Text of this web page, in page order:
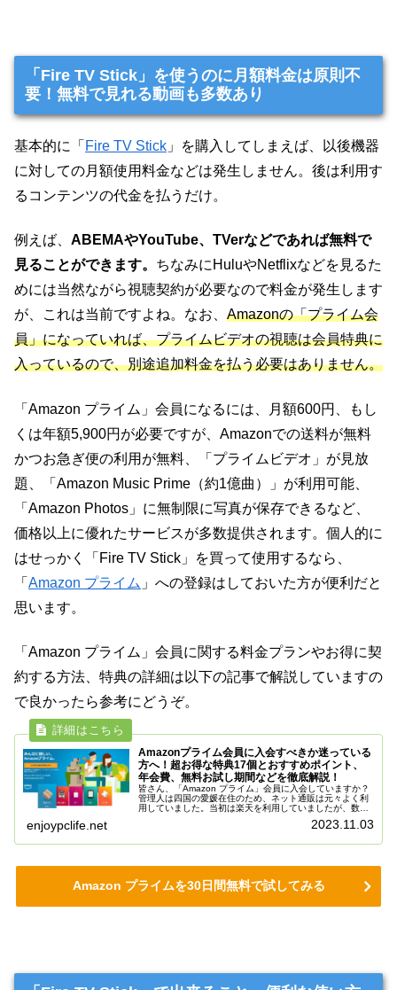
「Fire TV Stick」を使うのに月額料金は原則不
要！無料で見れる動画も多数あり
基本的に「 Fire TV Stick 」を購入してしまえば、以後機器
に対しての月額使用料金などは発生しません。後は利用す
るコンテンツの代金を払うだけ。
例えば、 ABEMAやYouTube、TVerなどであれば無料で
見ることができます。 ちなみにHuluやNetflixなどを見るた
めには当然ながら視聴契約が必要なので料金が発生します
が、これは当前ですよね。なお、 Amazonの「プライム会
員」になっていれば、プライムビデオの視聴は会員特典に
入っているので、別途追加料金を払う必要はありません。
「Amazon プライム」会員になるには、月額600円、もし
くは年額5,900円が必要ですが、Amazonでの送料が無料
かつお急ぎ便の利用が無料、「プライムビデオ」が見放
題、「Amazon Music Prime（約1億曲）」が利用可能、
「Amazon Photos」に無制限に写真が保存できるなど、
価格以上に優れたサービスが多数提供されます。個人的に
はせっかく「Fire TV Stick」を買って使用するなら、
「 Amazon プライム 」への登録はしておいた方が便利だと
思います。
「Amazon プライム」会員に関する料金プランやお得に契
約する方法、特典の詳細は以下の記事で解説していますの
で良かったら参考にどうぞ。
Amazonプライム会員に入会すべきか迷っている
方へ！超お得な特典17個とおすすめポイント、
年会費、無料お試し期間などを徹底解説！
皆さん、「Amazon プライム」会員に入会していますか？
管理人は四国の愛媛在住のため、ネット通販は元々よく利
用していました。当初は楽天を利用していましたが、数年
enjoypclife.net 2023.11.03
Amazon プライムを30日間無料で試してみる